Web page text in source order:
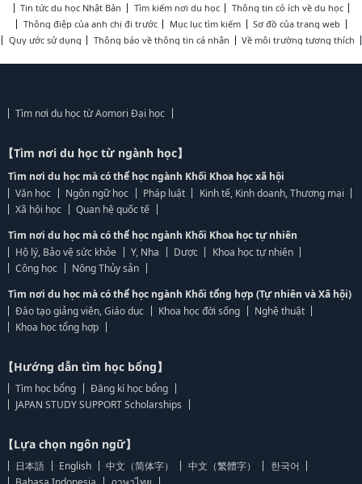
Tin tức du học Nhật Bản Tìm kiếm nơi du học
Thông tin có ích về du học
Thông điệp của anh chị đi trước
Mục lục tìm kiếm
Sơ đồ của trang web
Quy ước sử dụng
Thông báo về thông tin cá nhân Về môi trường tương thích
Tìm nơi du học từ Aomori Đại học
【Tìm nơi du học từ ngành học】
Tìm nơi du học mà có thể học ngành Khối Khoa học xã hội
Văn học
Ngôn ngữ học Pháp luật
Kinh tế, Kinh doanh, Thương mại
Xã hội học
Quan hệ quốc tế
Tìm nơi du học mà có thể học ngành Khối Khoa học tự nhiên
Hộ lý, Bảo vệ sức khỏe
Y, Nha Dược
Khoa học tự nhiên
Công học
Nông Thủy sản
Tìm nơi du học mà có thể học ngành Khối tổng hợp (Tự nhiên và Xã hội)
Đào tạo giảng viên, Giáo dục
Khoa học đời sống
Nghệ thuật
Khoa học tổng hợp
【Hướng dẫn tìm học bổng】
Tìm học bổng
Đăng kí học bổng
JAPAN STUDY SUPPORT Scholarships
【Lựa chọn ngôn ngữ】
日本語 English 中文（简体字） 中文（繁體字）
한국어